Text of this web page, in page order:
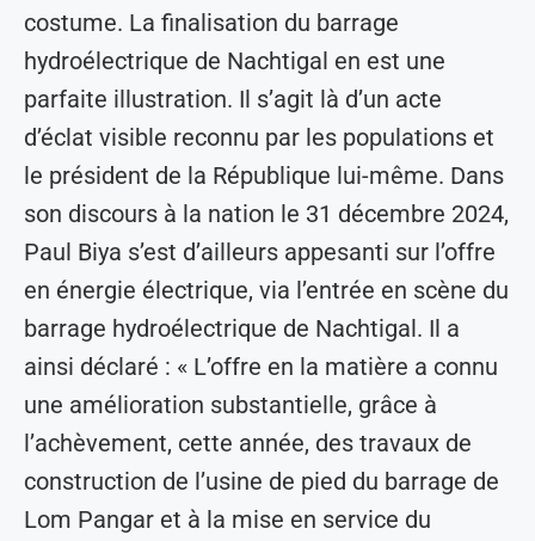
costume. La finalisation du barrage
hydroélectrique de Nachtigal en est une
parfaite illustration. Il s’agit là d’un acte
d’éclat visible reconnu par les populations et
le président de la République lui-même. Dans
son discours à la nation le 31 décembre 2024,
Paul Biya s’est d’ailleurs appesanti sur l’offre
en énergie électrique, via l’entrée en scène du
barrage hydroélectrique de Nachtigal. Il a
ainsi déclaré : « L’offre en la matière a connu
une amélioration substantielle, grâce à
l’achèvement, cette année, des travaux de
construction de l’usine de pied du barrage de
Lom Pangar et à la mise en service du